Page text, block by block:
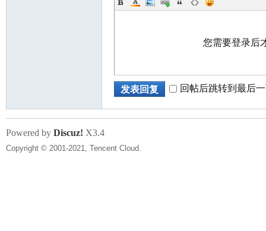
您需要登录后
发表回复 回帖后跳转到最后
Powered by Discuz! X3.4
Copyright © 2001-2021, Tencent Cloud.